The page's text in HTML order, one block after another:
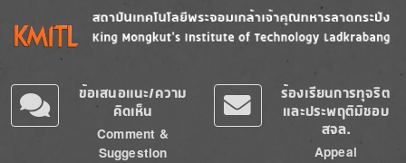
Image
ข้อเสนอแนะ/ความ
คิดเห็น
Comment &
Suggestion
ร้องเรียนการทุจริต
และประพฤติมิชอบ
สจล.
Appeal